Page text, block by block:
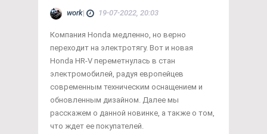
work| 19-07-2022, 20:03
Компания Honda медленно, но верно
переходит на электротягу. Вот и новая
Honda HR-V переметнулась в стан
электромобилей, радуя европейцев
современным техническим оснащением и
обновленным дизайном. Далее мы
расскажем о данной новинке, а также о том,
что ждет ее покупателей.